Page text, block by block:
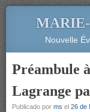
Nouvelle
Préambule
Lagrange
Publicado por ms el 26 de